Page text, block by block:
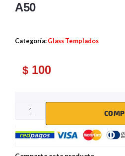
A50
Categoría: Glass Templados
$ 100